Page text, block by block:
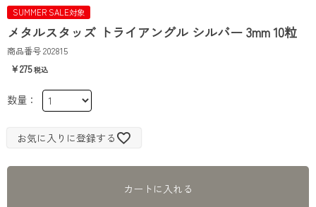
SUMMER SALE対象
メタルスタッズ トライアングル シルバー 3mm 10粒
商品番号202815
275
お気に入りに登録する
カートに入れる